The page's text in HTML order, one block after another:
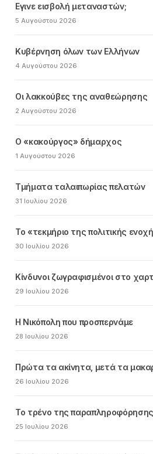
Εγινε εισβολή μεταναστών;
5 Αυγούστου 2026
Κυβέρνηση όλων των Ελλήνων
4 Αυγούστου 2026
Οι λακκούβες της αναθεώρησης
2 Αυγούστου 2026
Ο «κακούργος» δήμαρχος
1 Αυγούστου 2026
Τμήματα ταλαιπωρίας πελατών
31 Ιουλίου 2026
Το «τεκμήριο της πολιτικής
30 Ιουλίου 2026
Κίνδυνοι ζωγραφισμένοι στο
29 Ιουλίου 2026
Η Νικόπολη που προσπερνάμε
28 Ιουλίου 2026
Πρώτα τα ακίνητα, μετά τα
26 Ιουλίου 2026
Το τρένο της παραπληροφόρησης
25 Ιουλίου 2026